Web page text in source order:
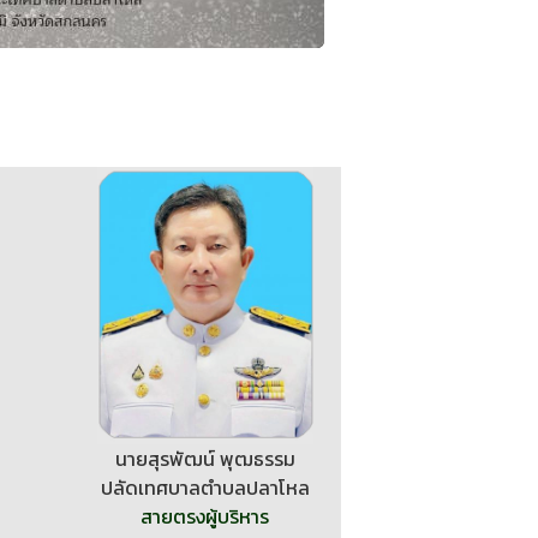
นายสุรพัฒน์ พุฒธรรม
ปลัดเทศบาลตำบลปลาโหล
สายตรงผู้บริหาร